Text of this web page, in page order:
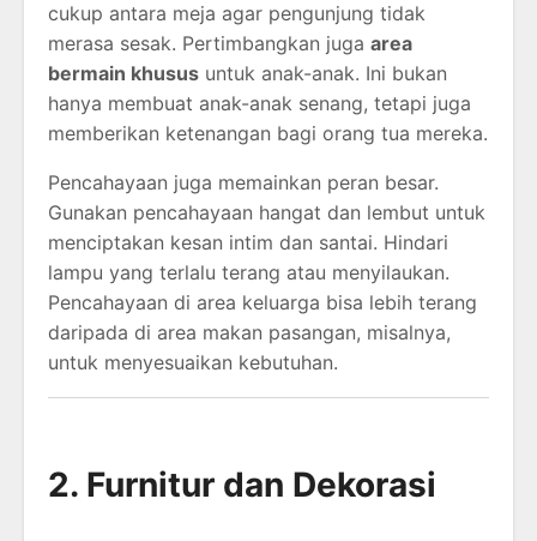
cukup antara meja agar pengunjung tidak
merasa sesak. Pertimbangkan juga area
bermain khusus untuk anak-anak. Ini bukan
hanya membuat anak-anak senang, tetapi juga
memberikan ketenangan bagi orang tua mereka.
Pencahayaan juga memainkan peran besar.
Gunakan pencahayaan hangat dan lembut untuk
menciptakan kesan intim dan santai. Hindari
lampu yang terlalu terang atau menyilaukan.
Pencahayaan di area keluarga bisa lebih terang
daripada di area makan pasangan, misalnya,
untuk menyesuaikan kebutuhan.
2. Furnitur dan Dekorasi